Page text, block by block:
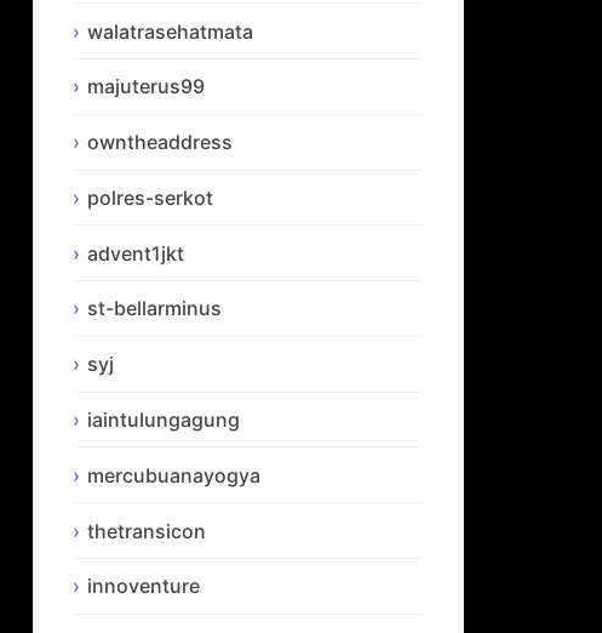
walatrasehatmata
majuterus99
owntheaddress
polres-serkot
advent1jkt
st-bellarminus
syj
iaintulungagung
mercubuanayogya
thetransicon
innoventure